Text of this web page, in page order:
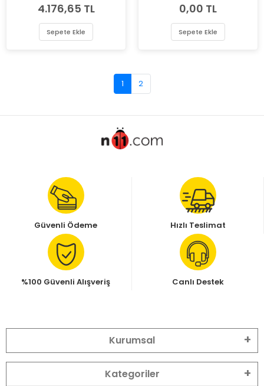
4.176,65 TL
Sepete Ekle
0,00 TL
Sepete Ekle
1 2
Güvenli Ödeme Hızlı Teslimat
%100 Güvenli Alışveriş Canlı Destek
Kurumsal
Kategoriler